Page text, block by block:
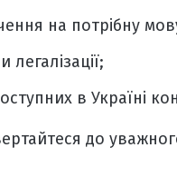
на потрібну
в Україні
до